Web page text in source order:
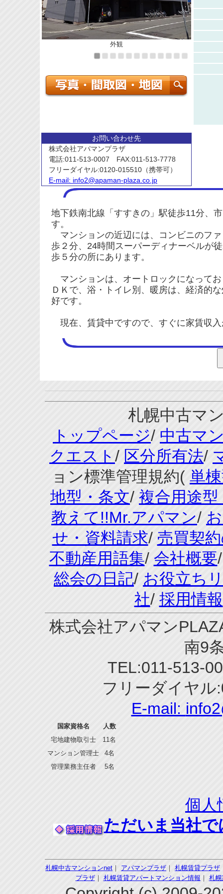
外観
お問い合わせ先
株式会社アパマンプラザ
電話:011-513-0007 FAX:011-513-7778
フリーダイヤル:0120-015510（携帯可）
E-mail: info2@apaman-plaza.co.jp
地下鉄南北線「すすきの」駅徒歩11分、
す。
マンションの近辺には、コンビニのフ
歩２分、24時間スーパーディナーベルが
歩５分の所にあります。
マンションは、オートロックになって
ＤＫで、浴・トイレ別、暖房は、経済的
好です。
現在、賃貸中ですので、すぐに家賃収
札幌中古マ
トップページ/ 中古マ
クエスト / 区分所有法/
ョン標準管理規約( 単
地型・条文/ 複合用途型
教えて!!Mr.アパマン/
せ・資料請求/ 売買契
不動産用語集/ 会社概要
総会の日記/ お役立ち
社/ 採用情報
株式会社アパマン
南9
TEL:011-513-
フリーダイヤル
E-mail:
国家資格名
人数
宅地建物取引士
11名
マンション管理士
4名
管理業務主任者
5名
個人
ただいま当社
札幌中古マンションnet ｜ アパマンプラザ ｜ 札幌賃貸プラザ
プラザ｜ 札幌賃貸アパートマンション情報 ｜ 札